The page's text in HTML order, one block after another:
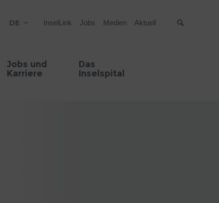
DE InselLink Jobs Medien Aktuell
Jobs und
Karriere
Das
Inselspital